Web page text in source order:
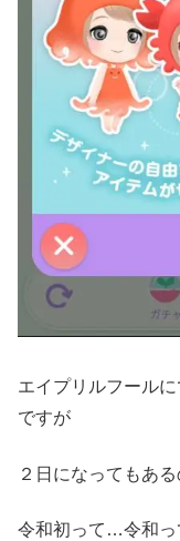
エイプリルフール
ですが
２日になってもあ
令和初って…令和っ